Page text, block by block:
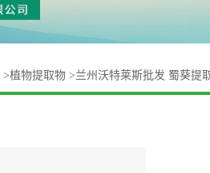
>植物提取物 >兰州沃特莱斯批发 蜀葵提